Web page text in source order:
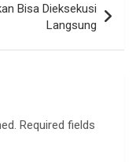
Bisa Dieksekusi
Langsung
Required fields